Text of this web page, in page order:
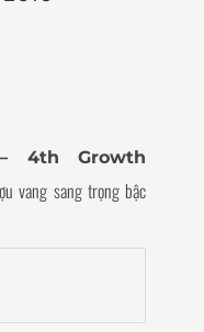
4th Growth
vang sang trọng bậc